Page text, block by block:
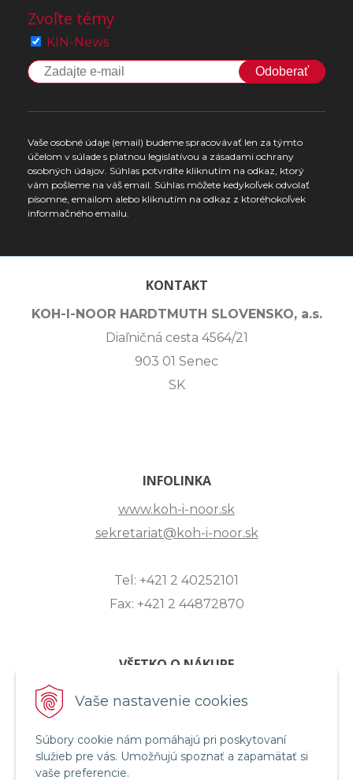
Vaše nastavenie cookies
Súbory cookie nám pomáhajú pri poskytovaní
služieb pre vás. Umožňujú spoznať a zapamätať si
vaše preferencie.
Zvoľte témy
KIN-News
Odoberať
Vaše osobné údaje (email) budeme spracovávať len za týmto
účelom v súlade s platnou legislatívou a zásadami ochrany
osobných údajov. Súhlas potvrdíte kliknutím na odkaz, ktorý
vám pošleme na váš email. Súhlas môžete kedykoľvek odvolať
písomne, emailom alebo kliknutím na odkaz z ktoréhokoľvek
informačného emailu.
KONTAKT
KOH-I-NOOR HARDTMUTH SLOVENSKO, a.s.
Diaľničná cesta 4564/21
903 01 Senec
SK
INFOLINKA
www.koh-i-noor.sk
sekretariat@koh-i-noor.sk
Tel: +421 2 40252101
Fax: +421 2 44872870
VŠETKO O NÁKUPE
ZASLANIE OTÁZKY
OBCHODNÉ PODMIENKY
REKLAMAČNÝ PORIADOK